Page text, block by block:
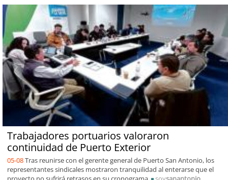
Trabajadores portuarios valoraron
continuidad de Puerto Exterior
05-08Tras reunirse con el gerente general de Puerto San Antonio, los
representantes sindicales mostraron tranquilidad al enterarse que el